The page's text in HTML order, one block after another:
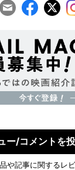
ー/コメントを
や記事に関するレ